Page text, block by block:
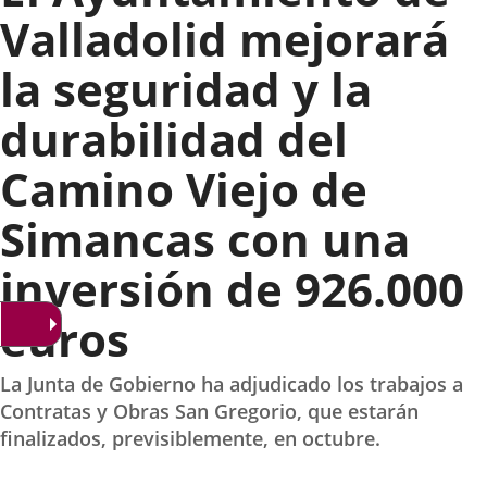
Valladolid mejorará
la seguridad y la
durabilidad del
Camino Viejo de
Simancas con una
inversión de 926.000
euros
La Junta de Gobierno ha adjudicado los trabajos a
Contratas y Obras San Gregorio, que estarán
finalizados, previsiblemente, en octubre.